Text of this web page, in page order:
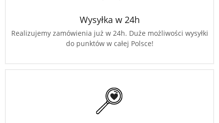
Wysyłka w 24h
Realizujemy zamówienia już w 24h. Duże możliwości wysyłki
do punktów w całej Polsce!